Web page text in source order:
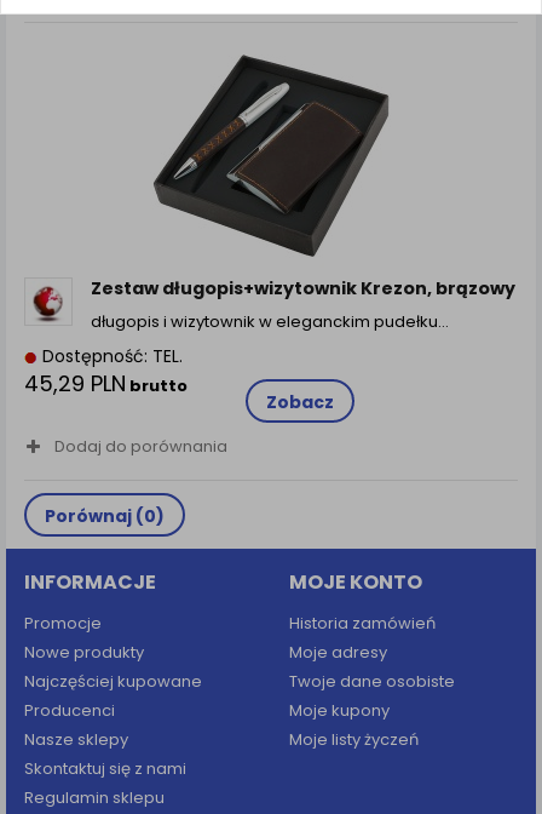
Zestaw długopis+wizytownik Krezon, brązowy
długopis i wizytownik w eleganckim pudełku…
Dostępność: TEL.
45,29 PLN brutto
Zobacz
Dodaj do porównania
Porównaj (0)
INFORMACJE
Promocje
Nowe produkty
Najczęściej kupowane
Producenci
Nasze sklepy
Skontaktuj się z nami
Regulamin sklepu
MOJE KONTO
Historia zamówień
Moje adresy
Twoje dane osobiste
Moje kupony
Moje listy życzeń
Jeśli nie chcesz wyrazić zgody lub ograniczyć jej
informacje o tym jak to zrobić . Te same informacje
znajdziesz także na podstronie z naszą polityką
prywatności obowiązującą od 25 maja 2018.
W przypadku użytkowników zalogowanych, aby
umożliwić prawidłową realizację Umowy z Państwem i
związane z tym prawidłowe działanie naszej strony
www, a w szczególności np. wysłanie potwierdzenia
zamówienia na Państwa email lub wyświetlenie
Państwu prawidłowych informacji o promocjach czy
cenach indywidualnych, ważna jest Państwa
wcześniejsza zgoda której udzieliliście podczas
zakładania konta.
Każda Państwa zgoda jest dobrowolna i można ją w
dowolnym momencie wycofać.
Polityka prywatności (rozwiń)
Lista Zaufanych Partnerów (rozwiń)